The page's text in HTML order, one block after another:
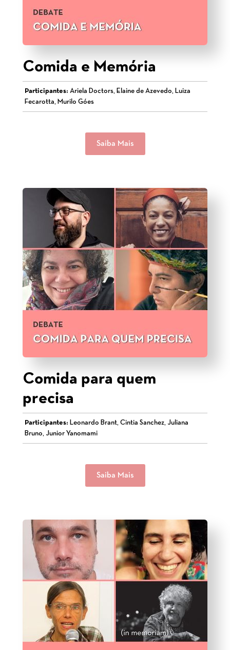
Comida e Memória
Participantes: Ariela Doctors, Elaine de Azevedo, Luiza
Fecarotta, Murilo Góes
Saiba Mais
Comida para quem
precisa
Participantes: Leonardo Brant, Cintia Sanchez, Juliana
Bruno, Junior Yanomami
Saiba Mais